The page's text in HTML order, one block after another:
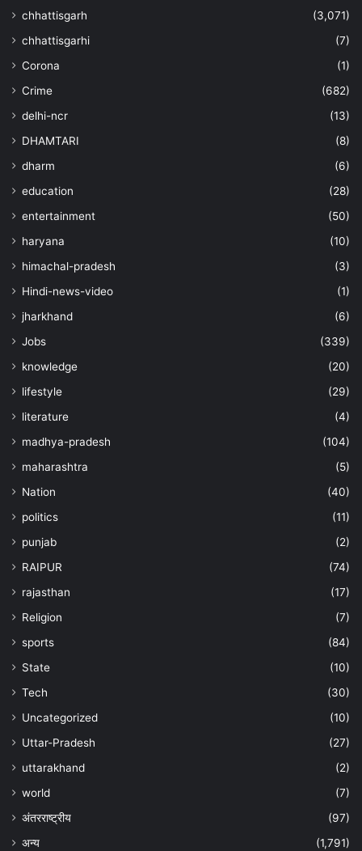
chhattisgarh
(3,071)
chhattisgarhi
(7)
Corona
(1)
Crime
(682)
delhi-ncr
(13)
DHAMTARI
(8)
dharm
(6)
education
(28)
entertainment
(50)
haryana
(10)
himachal-pradesh
(3)
Hindi-news-video
(1)
jharkhand
(6)
Jobs
(339)
knowledge
(20)
lifestyle
(29)
literature
(4)
madhya-pradesh
(104)
maharashtra
(5)
Nation
(40)
politics
(11)
punjab
(2)
RAIPUR
(74)
rajasthan
(17)
Religion
(7)
sports
(84)
State
(10)
Tech
(30)
Uncategorized
(10)
Uttar-Pradesh
(27)
uttarakhand
(2)
world
(7)
अंतरराष्ट्रीय
(97)
अन्‍य
(1,791)